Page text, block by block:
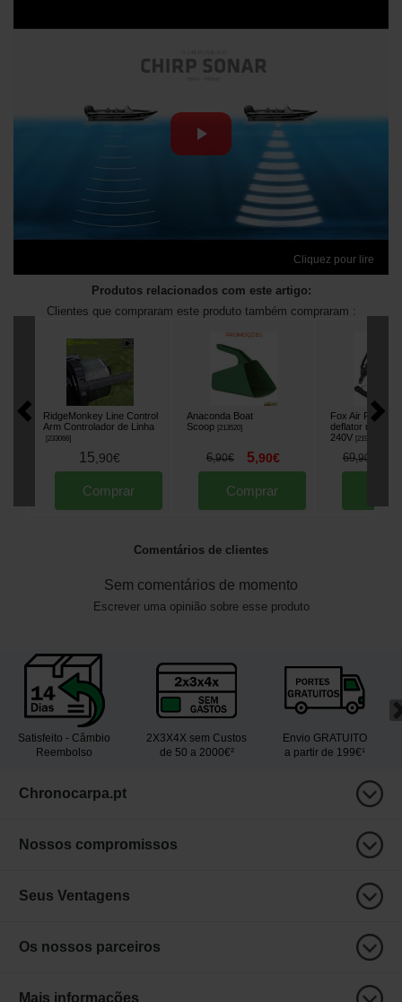
Cliquez pour lire
Produtos relacionados com este artigo:
Clientes que compraram este produto também compraram :
RidgeMonkey Line Control
Arm Controlador de Linha
[233066]
15,90€
Comprar
Anaconda Boat
Scoop [213520]
6,90€ 5,90€
Comprar
Fox Air Pump -
deflator
240V [219180
69,90
Comentários de clientes
Sem comentários de momento
Escrever uma opinião sobre esse produto
Satisfeito - Câmbio
Reembolso
2X3X4X sem Custos
de 50 a 2000€²
Envio GRATUITO
a partir de 199€¹
Chronocarpa.pt
Nossos compromissos
Seus Ventagens
Os nossos parceiros
Mais informações